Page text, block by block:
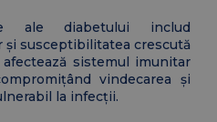
ale diabetului includ
și susceptibilitatea crescută
sistemul imunitar
vindecarea și
la infecții.